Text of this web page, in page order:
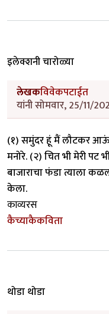
इलेक्शनी चारोळ्या
लेखकविवेकपटाईत
यांनी सोमवार, 25/11/
(१) समुंदर हूं मैं लौटकर
मनोरे. (२) चित भी मेरी पट
बाजाराचा फंडा त्याला
केला.
काव्यरस
कैच्याकैकविता
थोडा थोडा